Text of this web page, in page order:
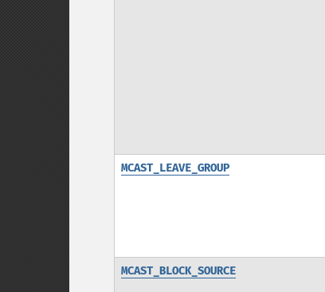
MCAST_LEAVE_GROUP
MCAST_BLOCK_SOURCE